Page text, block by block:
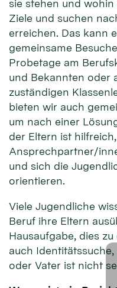
sie stehen und
Ziele und suchen
erreichen. Das kann
gemeinsame
Probetage am
und Bekannten oder
zuständigen
bieten wir auch
um nach einer
der Eltern ist
Ansprechpartner/
und sich die
orientieren.
Viele Jugendliche
Beruf ihre Eltern
Hausaufgabe, dies
auch
oder Vater ist nicht